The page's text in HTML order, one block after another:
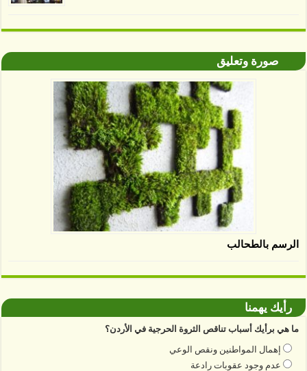
صورة وتعليق
الرسم بالطحالب
رأيك يهمنا
ما هي برأيك أسباب تناقص الثروة الحرجية في الأردن؟
إهمال المواطنين ونقص الوعي
عدم وجود عقوبات رادعة